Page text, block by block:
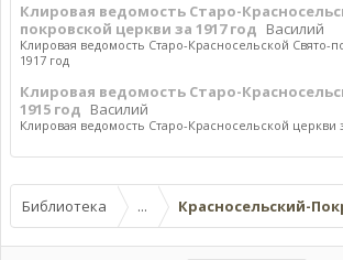
Клировая ведомость Старо-
покровской церкви за 1917 год Василий
Клировая ведомость Старо-Красносельской Свято-
1917 год
Клировая ведомость Старо-
1915 год Василий
Клировая ведомость Старо-Красносельской церкви
Библиотека ... Красносельский-